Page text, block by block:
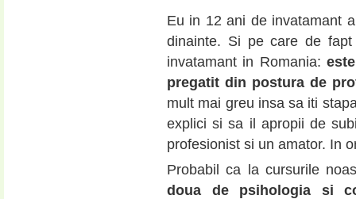
Eu in 12 ani de invatamant
dinainte. Si pe care de
invatamant in Romania:
pregatit din postura de
mult mai greu insa sa iti
explici si sa il apropii de
profesionist si un amator. In
Probabil ca la cursurile
doua de psihologia si